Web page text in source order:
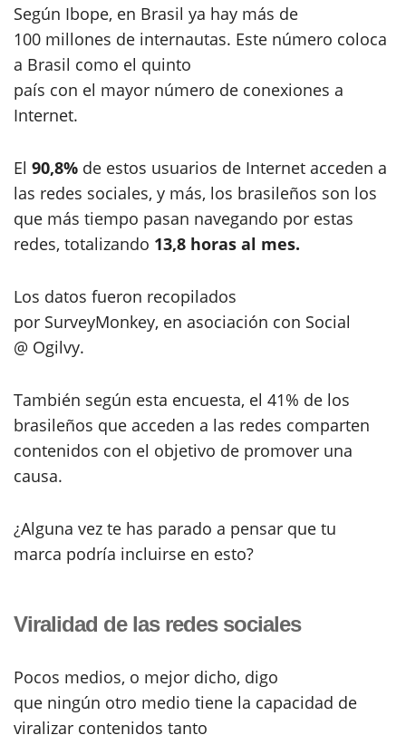
Según Ibope, en Brasil ya hay más de
100 millones de internautas. Este número coloca
a Brasil como el quinto
país con el mayor número de conexiones a
Internet.
El 90,8% de estos usuarios de Internet acceden a
las redes sociales, y más, los brasileños son los
que más tiempo pasan navegando por estas
redes, totalizando 13,8 horas al mes.
Los datos fueron recopilados
por SurveyMonkey, en asociación con Social
@ Ogilvy.
También según esta encuesta, el 41% de los
brasileños que acceden a las redes comparten
contenidos con el objetivo de promover una
causa.
¿Alguna vez te has parado a pensar que tu
marca podría incluirse en esto?
Viralidad de las redes sociales
Pocos medios, o mejor dicho, digo
que ningún otro medio tiene la capacidad de
viralizar contenidos tanto